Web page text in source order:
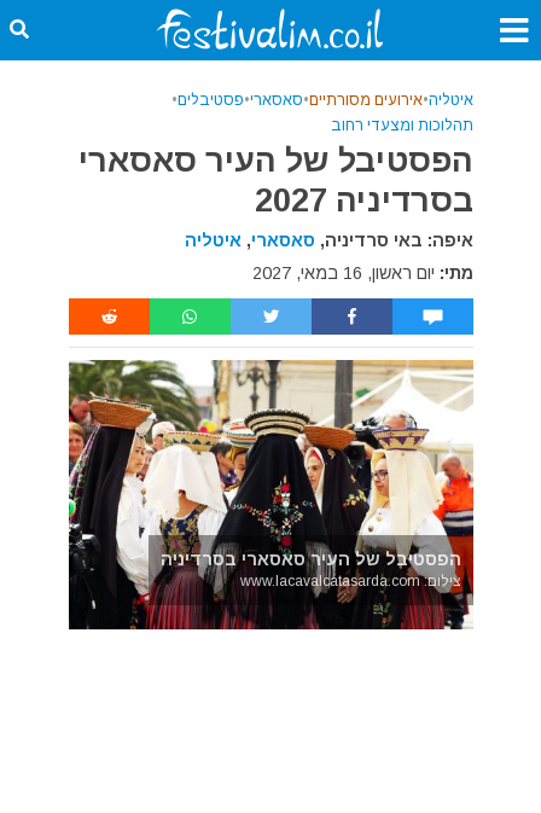
איטליה•אירועים מסורתיים•סאסארי•פסטיבלים•
תהלוכות ומצעדי רחוב
הפסטיבל של העיר סאסארי
בסרדיניה 2027
איפה: באי סרדיניה, סאסארי, איטליה
מתי: יום ראשון, 16 במאי, 2027
הפסטיבל של העיר סאסארי בסרדיניה
צילום: www.lacavalcatasarda.com